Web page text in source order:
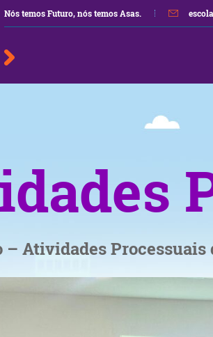
Nós temos Futuro, nós temos Asas.
Atividades Processuais